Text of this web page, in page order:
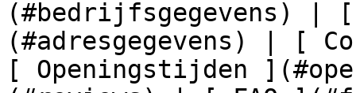
(#bedrijfsgegevens) | [
(#adresgegevens) | [
[ Openingstijden